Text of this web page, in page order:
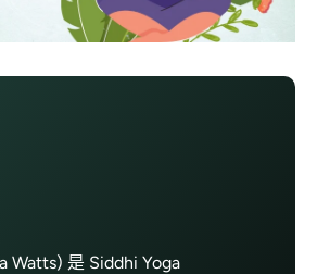
Watts) 是 Siddhi Yoga